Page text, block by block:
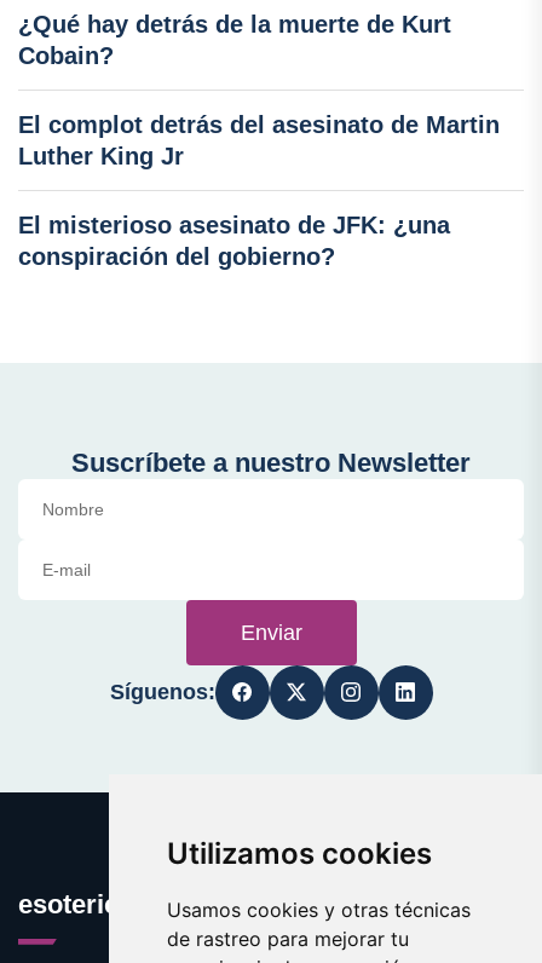
Utilizamos cookies
Usamos cookies y otras técnicas
de rastreo para mejorar tu
¿Qué hay detrás de la muerte de Kurt
Cobain?
El complot detrás del asesinato de Martin
Luther King Jr
El misterioso asesinato de JFK: ¿una
conspiración del gobierno?
Suscríbete a nuestro Newsletter
Enviar
Síguenos:
esotericos.es